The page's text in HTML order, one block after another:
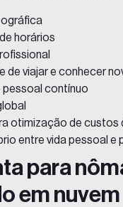
horários
de viajar e conhecer
contínuo
otimização de custos
entre vida pessoal e
para
em nuvem